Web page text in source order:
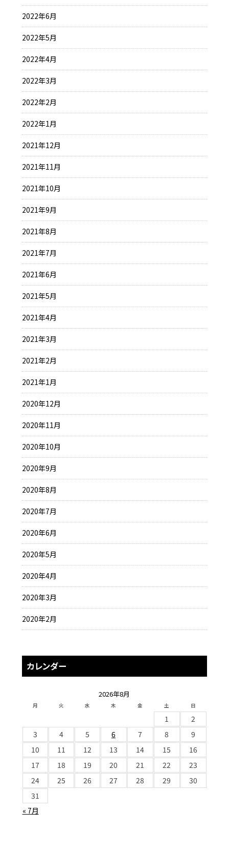
2022年6月
2022年5月
2022年4月
2022年3月
2022年2月
2022年1月
2021年12月
2021年11月
2021年10月
2021年9月
2021年8月
2021年7月
2021年6月
2021年5月
2021年4月
2021年3月
2021年2月
2021年1月
2020年12月
2020年11月
2020年10月
2020年9月
2020年8月
2020年7月
2020年6月
2020年5月
2020年4月
2020年3月
2020年2月
カレンダー
2026年8月
月 火 水 木 金 土 日
« 7月
1
2
3
4 5 6 7 8
9
10
11 12 13 14 15
16
17
18 19 20 21 22
23
24
25 26 27 28 29
30
31